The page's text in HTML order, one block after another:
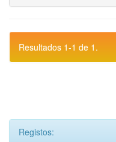
Resultados 1-1 de 1.
Registos: